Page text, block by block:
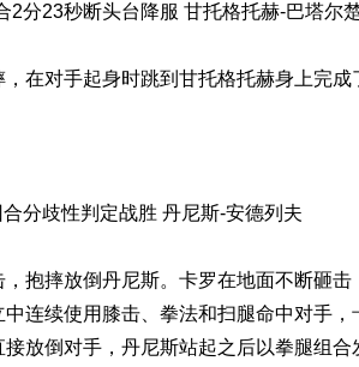
2分23秒断头台降服 甘托格托赫-巴塔尔
在对手起身时跳到甘托格托赫身上完
分歧性判定战胜 丹尼斯-安德列夫
抱摔放倒丹尼斯。卡罗在地面不断砸
中连续使用膝击、拳法和扫腿命中对手
放倒对手，丹尼斯站起之后以拳腿组